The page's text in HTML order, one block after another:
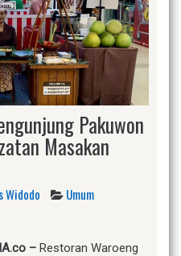
Pakuwon
Masakan
Widodo
Umum
– Restoran Waroeng